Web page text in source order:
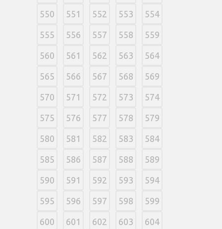
550 551 552 553 554
555 556 557 558 559
560 561 562 563 564
565 566 567 568 569
570 571 572 573 574
575 576 577 578 579
580 581 582 583 584
585 586 587 588 589
590 591 592 593 594
595 596 597 598 599
600 601 602 603 604